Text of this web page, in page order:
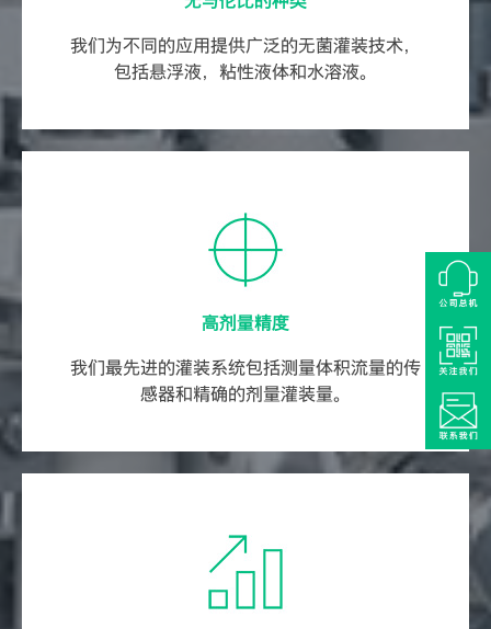
我们为不同的应用提供广泛的无菌灌装技术，
包括悬浮液，粘性液体和水溶液。
高剂量精度
我们最先进的灌装系统包括测量体积流量的传
感器和精确的剂量灌装量。